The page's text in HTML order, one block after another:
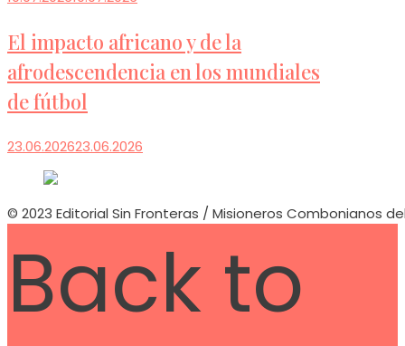
El impacto africano y de la
afrodescendencia en los mundiales
de fútbol
23.06.202623.06.2026
© 2023 Editorial Sin Fronteras / Misioneros Combonianos
Back to